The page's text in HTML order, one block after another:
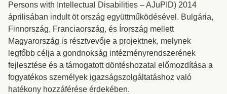
Persons with Intellectual Disabilities – AJuPID) 2014
áprilisában indult öt ország együttműködésével. Bulgária,
Finnország, Franciaország, és Írország mellett
Magyarország is résztvevője a projektnek, melynek
legfőbb célja a gondnokság intézményrendszerének
fejlesztése és a támogatott döntéshozatal előmozdítása a
fogyatékos személyek igazságszolgáltatáshoz való
hatékony hozzáférése érdekében.